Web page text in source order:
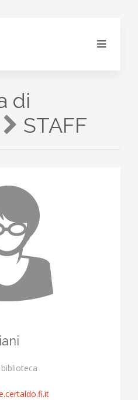
di
STAFF